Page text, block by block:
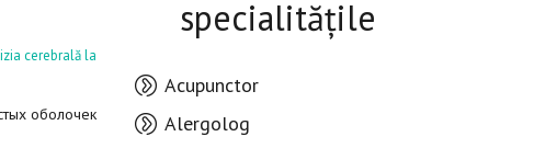
cerebrală la
оболочек
specialitățile
Acupunctor
Alergolog